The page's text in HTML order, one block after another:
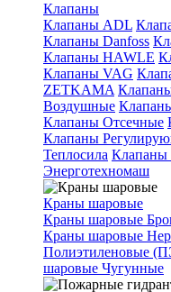
Клапаны
Клапаны ADL
Клапаны Danfoss
Клапаны HAWLE
Клапаны VAG
ZETKAMA
Воздушные
Клапаны Отсечные
Клапаны
Теплосила Клапаны
Энерготехномаш
Краны шаровые
Краны шаровые
Краны шаровые
Полиэтиленовые
шаровые Чугунные